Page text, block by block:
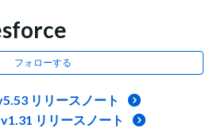
フォローする
リリースノート
リリースノート